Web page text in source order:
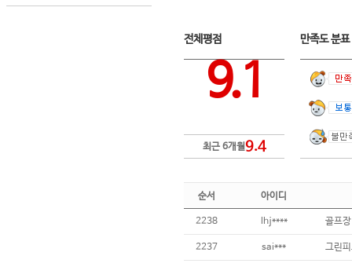
전체평점
9.1
최근 6개월9.4
만족도 분
순서 아이디
2238 lhj****
2237 sai***